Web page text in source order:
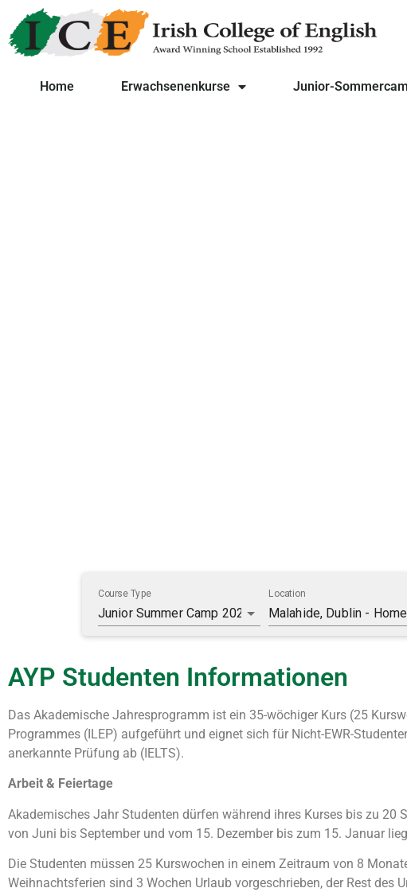
Home Erwachsenenkurse Junior-
AYP Studenten Informationen
Das Akademische Jahresprogramm ist ein 35-wöchiger Kurs (25
Programmes (ILEP) aufgeführt und eignet sich für Nicht-EWR-
anerkannte Prüfung ab (IELTS).
Arbeit & Feiertage
Akademisches Jahr Studenten dürfen während ihres Kurses bis zu 20
von Juni bis September und vom 15. Dezember bis zum 15. Januar
Die Studenten müssen 25 Kurswochen in einem Zeitraum von 8
Weihnachtsferien sind 3 Wochen Urlaub vorgeschrieben, der Rest